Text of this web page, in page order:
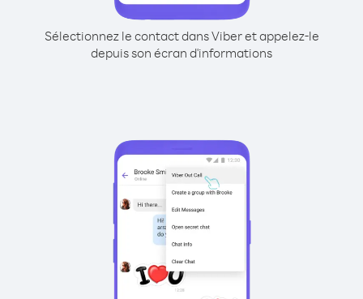
Sélectionnez le contact dans Viber et appelez-le
depuis son écran d'informations